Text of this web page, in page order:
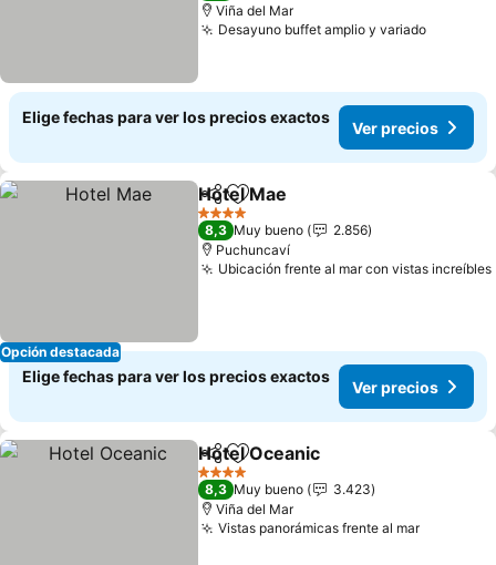
Viña del Mar
Desayuno buffet amplio y variadoVer
Elige fechas para ver los precios exactos
Ver precios
Opción destacada
CompartirAgregar a favoritos
Hotel Mae
4 Estrellas
8,3 Muy bueno
2.856
Puchuncaví
Ubicación frente al mar con vistas increíbles
Elige fechas para ver los precios exactos
Ver precios
CompartirAgregar a favoritos
Hotel Oceanic
4 Estrellas
8,3 Muy bueno
3.423
Viña del Mar
Vistas panorámicas frente al marVer